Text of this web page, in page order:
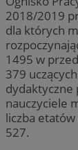
2018/2019
dla których
1495 w
379
dydaktyczne
nauczyciele
liczba
527.